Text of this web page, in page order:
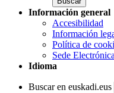
Información general
Accesibilidad
Información
Política de
Sede Electrónica
Idioma
Buscar en euskadi.eus